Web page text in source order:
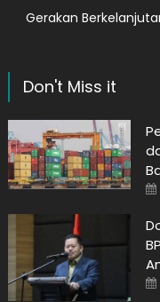
Gerakan
Don't Miss it